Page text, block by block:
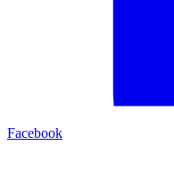
Facebook